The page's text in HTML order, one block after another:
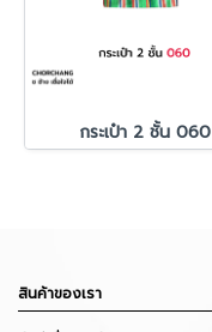
กระเป๋า 2 ชั้น 060
สินค้าของเรา